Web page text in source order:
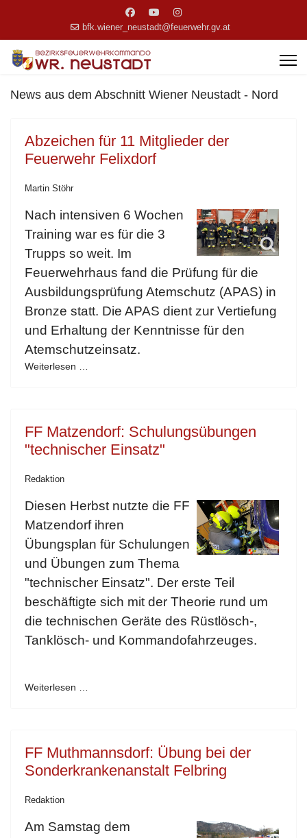
bfk.wiener_neustadt@feuerwehr.gv.at
News aus dem Abschnitt Wiener Neustadt - Nord
Abzeichen für 11 Mitglieder der
Feuerwehr Felixdorf
Martin Stöhr
Nach intensiven 6 Wochen
Training war es für die 3
Trupps so weit. Im
Feuerwehrhaus fand die Prüfung für die
Ausbildungsprüfung Atemschutz (APAS) in
Bronze statt. Die APAS dient zur Vertiefung
und Erhaltung der Kenntnisse für den
Atemschutzeinsatz.
Weiterlesen …
FF Matzendorf: Schulungsübungen
"technischer Einsatz"
Redaktion
Diesen Herbst nutzte die FF
Matzendorf ihren
Übungsplan für Schulungen
und Übungen zum Thema
"technischer Einsatz". Der erste Teil
beschäftigte sich mit der Theorie rund um
die technischen Geräte des Rüstlösch-,
Tanklösch- und Kommandofahrzeuges.
Weiterlesen …
FF Muthmannsdorf: Übung bei der
Sonderkrankenanstalt Felbring
Redaktion
Am Samstag dem